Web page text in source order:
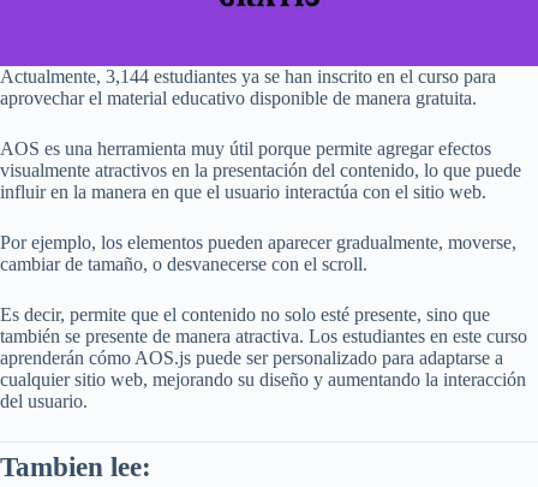
Actualmente, 3,144 estudiantes ya se han inscrito en el curso para
aprovechar el material educativo disponible de manera gratuita.
AOS es una herramienta muy útil porque permite agregar efectos
visualmente atractivos en la presentación del contenido, lo que puede
influir en la manera en que el usuario interactúa con el sitio web.
Por ejemplo, los elementos pueden aparecer gradualmente, moverse,
cambiar de tamaño, o desvanecerse con el scroll.
Es decir, permite que el contenido no solo esté presente, sino que
también se presente de manera atractiva. Los estudiantes en este curso
aprenderán cómo AOS.js puede ser personalizado para adaptarse a
cualquier sitio web, mejorando su diseño y aumentando la interacción
del usuario.
Tambien lee: